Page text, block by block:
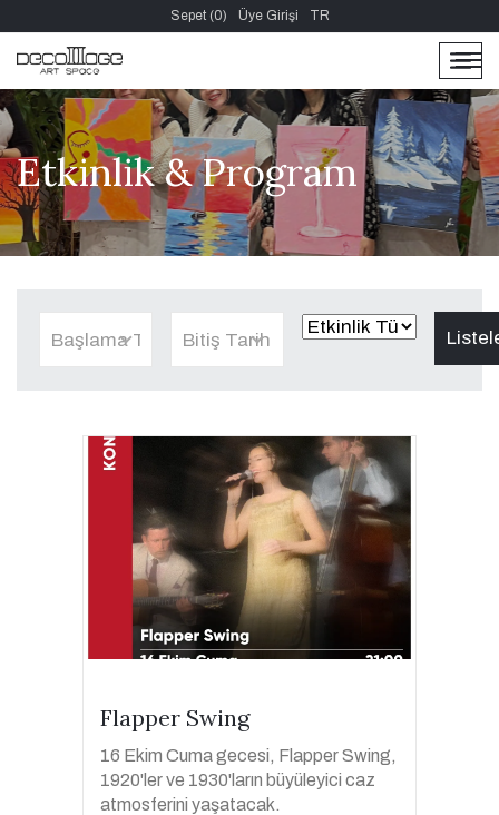
Sepet (0) Üye Girişi TR
Etkinlik & Program
Flapper Swing
16 Ekim Cuma gecesi, Flapper Swing,
1920'ler ve 1930'ların büyüleyici caz
atmosferini yaşatacak.